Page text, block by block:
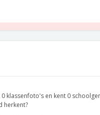
klassenfoto's en kent 0
herkent?